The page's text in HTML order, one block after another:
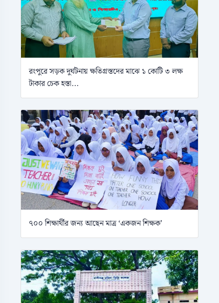
রংপুরে সড়ক দুর্ঘটনায় ক্ষতিগ্রস্তদের মাঝে ১ কোটি ৩ লক্ষ
টাকার চেক হস্তা...
৭০০ শিক্ষার্থীর জন্য আছেন মাত্র ‘একজন শিক্ষক’